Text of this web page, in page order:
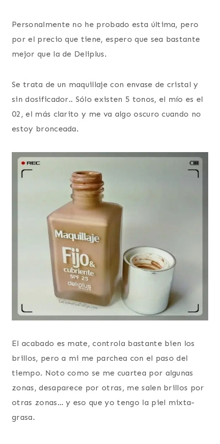
Personalmente no he probado esta última, pero
por el precio que tiene, espero que sea bastante
mejor que la de Deliplus.
Se trata de un maquillaje con envase de cristal y
sin dosificador.. Sólo existen 5 tonos, el mío es el
02, el más clarito y me va algo oscuro cuando no
estoy bronceada.
El acabado es mate, controla bastante bien los
brillos, pero a mi me parchea con el paso del
tiempo. Noto como se me cuartea por algunas
zonas, desaparece por otras, me salen brillos por
otras zonas… y eso que yo tengo la piel mixta-
grasa.